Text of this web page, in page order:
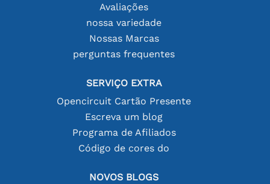
Avaliações
nossa variedade
Nossas Marcas
perguntas frequentes
SERVIÇO EXTRA
Opencircuit Cartão Presente
Escreva um blog
Programa de Afiliados
Código de cores do
NOVOS BLOGS